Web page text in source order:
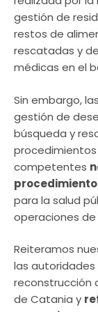
gestión de
restos de
rescatadas y
médicas en el
Sin embargo,
gestión de
búsqueda y
competentes
para la salud
operaciones de
Reiteramos
las
reconstrucción
de Catania y